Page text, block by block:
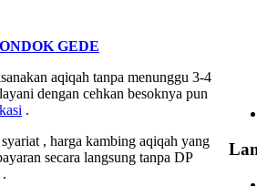
GEDE
aqiqah tanpa menunggu 3-4
dengan cehkan besoknya pun
.
, harga kambing aqiqah yang
secara langsung tanpa DP